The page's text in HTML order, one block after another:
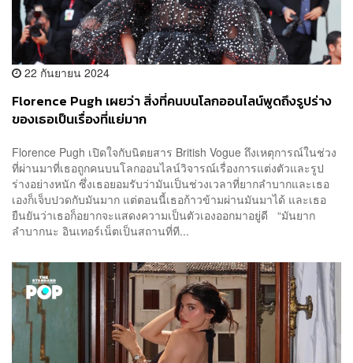
22 กันยายน 2024
Florence Pugh เผยว่า สิ่งที่คนบนโลกออนไลน์พูดถึงรูปร่าง
ของเธอเป็นเรื่องที่แย่มาก
Florence Pugh เปิดใจกับนิตยสาร British Vogue ถึงเหตุการณ์ในช่วง
ที่ผ่านมาที่เธอถูกคนบนโลกออนไลน์วิจารณ์เรื่องการแต่งตัวและรูป
ร่างอย่างหนัก ซึ่งเธอยอมรับว่ามันเป็นช่วงเวลาที่ยากลำบากและเธอ
เองก็เจ็บปวดกับมันมาก แต่ตอนนี้เธอก้าวข้ามผ่านมันมาได้ และเธอ
ยืนยันว่าเธอก็อยากจะแสดงความเป็นตัวเองออกมาอยู่ดี “มันยาก
ลำบากนะ อินเทอร์เน็ตเป็นสถานที่ที...